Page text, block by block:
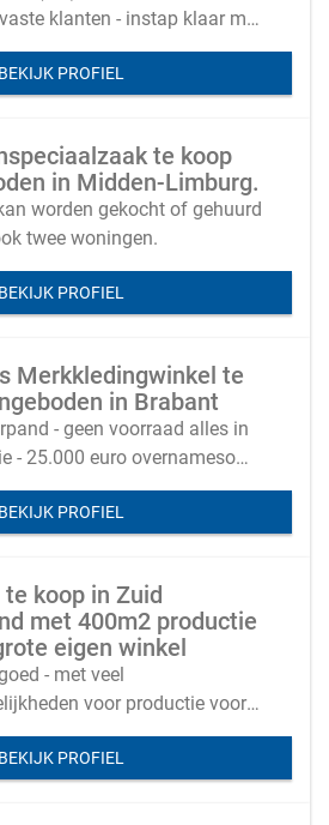
klanten - instap klaar met
en een goed team
BEKIJK PROFIEL
te koop
in Midden-Limburg.
worden gekocht of gehuurd
twee woningen.
BEKIJK PROFIEL
Merkkledingwinkel te
in Brabant
- geen voorraad alles in
- 25.000 euro overnamesom
BEKIJK PROFIEL
koop in Zuid
met 400m2 productie
eigen winkel
- met veel
voor productie voor
eigen winkels
BEKIJK PROFIEL